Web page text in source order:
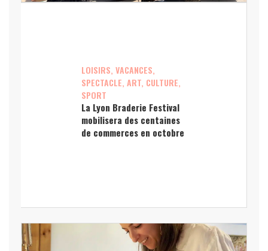
LOISIRS, VACANCES,
SPECTACLE, ART, CULTURE,
SPORT
La Lyon Braderie Festival
mobilisera des centaines
de commerces en octobre